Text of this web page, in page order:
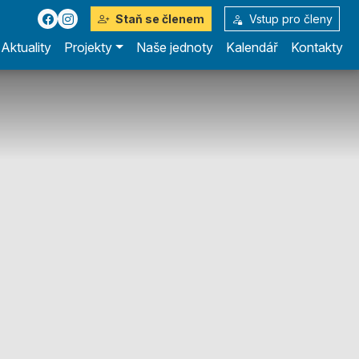
Staň se členem Vstup pro členy
Aktuality Projekty Naše jednoty Kalendář Kontakty